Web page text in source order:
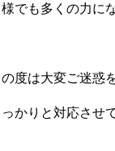
様でも多くの力に
の度は大変ご迷惑
っかりと対応させ